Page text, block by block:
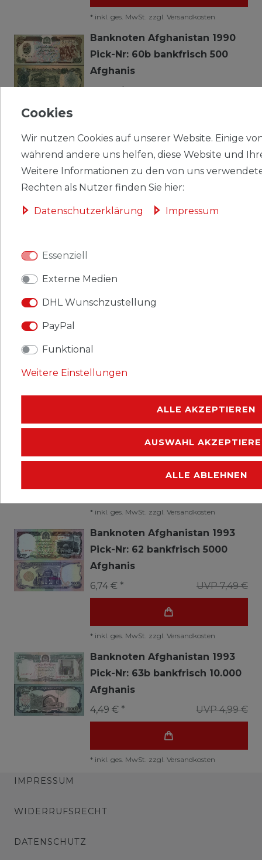
* inkl. ges. MwSt. zzgl. Versandkosten
Banknoten Afghanistan 1990
Pick-Nr: 60b bankfrisch 500
Afghanis
UVP 4,69 €
4,22 € *
*inkl. ges. MwSt.zzgl.Versandkosten
Banknoten Afghanistan 1991
Pick-Nr: 58c bankfrisch 100
Afghanis
UVP 2,39 €
2,15 € *
Banknoten Afghanistan 1991
Pick-Nr: 60c bankfrisch 500
Banknoten Afghanistan 1991
Pick-Nr: 61c bankfrisch 1000
UVP 5,49 €
4,94 € *
* inkl. ges. MwSt. zzgl. Versandkosten
Banknoten Afghanistan 1993
Pick-Nr: 62 bankfrisch 5000
Afghanis
UVP 7,49 €
6,74 € *
* inkl. ges. MwSt. zzgl. Versandkosten
Banknoten Afghanistan 1993
Pick-Nr: 63b bankfrisch 10.000
Afghanis
UVP 4,99 €
4,49 € *
* inkl. ges. MwSt. zzgl. Versandkosten
IMPRESSUM
WIDERRUFSRECHT
DATENSCHUTZ
Cookies
Wir nutzen Cookies auf unserer Website. Einige
während andere uns helfen, diese Website und
Weitere Informationen zu den von uns
Rechten als Nutzer finden Sie hier:
Daten­schutz­erklärung Impressum
Essenziell
Externe Medien
DHL Wunschzustellung
PayPal
Funktional
Weitere Einstellungen
ALLE AKZEPTIEREN
AUSWAHL
ALLE ABLEHNEN